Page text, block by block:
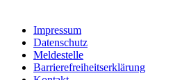
Impressum
Datenschutz
Meldestelle
Barrierefreiheitserklärung